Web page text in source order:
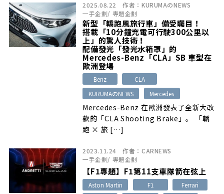
2025.08.22 作者： KURUMAのNEWS
一手企劃/ 專題企劃
新型「轎跑風旅行車」備受矚目！
搭載「10分鐘充電可行駛300公里以
上」的驚人技術！
配備發光「發光水箱罩」的
Mercedes-Benz「CLA」SB 車型在
歐洲登場
Benz
CLA
KURUMAのNEWS
Mercedes
Mercedes-Benz 在歐洲發表了全新大改
款的「CLA Shooting Brake」。 「轎
跑 × 旅 […]
2023.11.24 作者： CARNEWS
一手企劃/ 專題企劃
【F1專題】F1第11支車隊箭在弦上
Aston Martin F1
Ferrari